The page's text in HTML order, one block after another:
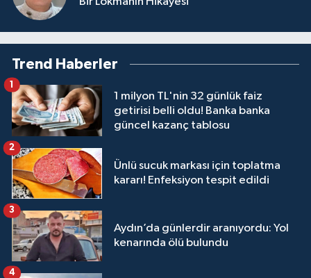
Trend Haberler
1 milyon TL'nin 32 günlük faiz
getirisi belli oldu! Banka banka
güncel kazanç tablosu
1
Ünlü sucuk markası için toplatma
kararı! Enfeksiyon tespit edildi
2
Aydın’da günlerdir aranıyordu: Yol
kenarında ölü bulundu
3
4